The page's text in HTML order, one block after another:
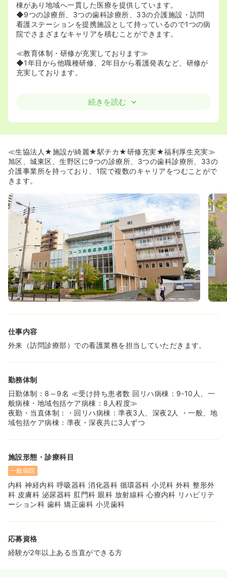
棟があり地域へ一貫した医療を提供しています。
◆9つの診療所、3つの歯科診療所、33の介護施設・訪問
看護ステーションを提携施設として持っているので1つの病
院でさまざまなキャリアを積むことができます。
≪教育体制・研修が充実しております≫
◆1年目から他職種研修、2年目から看護発表など、研修が
充実しております。
続きを読む
≪生協法人★施設が綺麗★駅チカ★研修充実★福利厚生充実≫
旭区、城東区、生野区に9つの診療所、3つの歯科診療所、33の
介護事業所を持っており、1院で複数のキャリアをつむことがで
きます。
仕事内容
外来（訪問診療部）での看護業務を担当していただきます。
勤務体制
日勤体制：8～9名 ≪受け持ち患者数 回リハ病棟：9-10人、一
般病棟・地域包括ケア病棟：8人程度≫
夜勤・当直体制：・回リハ病棟：準夜3人、深夜2人 ・一般、地
域包括ケア病棟：準夜・深夜共に3人ずつ
施設形態・診療科目
一般病院
内科 神経内科 呼吸器科 消化器科 循環器科 小児科 外科 整形外
科 皮膚科 泌尿器科 肛門科 眼科 放射線科 心療内科 リハビリテ
ーション科 歯科 矯正歯科 小児歯科
応募資格
経験が2年以上ある当直ができる方